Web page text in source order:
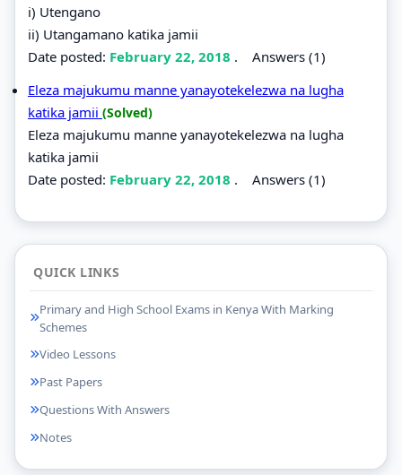
i) Utengano
ii) Utangamano katika jamii
Date posted: February 22, 2018 . Answers (1)
Eleza majukumu manne yanayotekelezwa na lugha
katika jamii (Solved)
Eleza majukumu manne yanayotekelezwa na lugha
katika jamii
Date posted: February 22, 2018 . Answers (1)
QUICK LINKS
Primary and High School Exams in Kenya With Marking
Schemes
Video Lessons
Past Papers
Questions With Answers
Notes